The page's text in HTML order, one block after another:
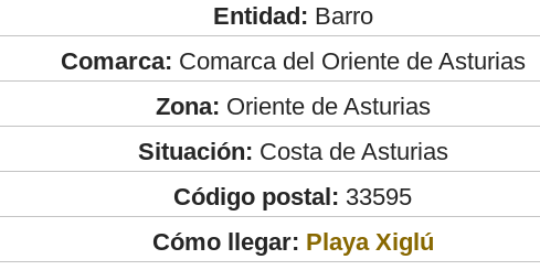
Entidad: Barro
Comarca: Comarca del Oriente de Asturias
Zona: Oriente de Asturias
Situación: Costa de Asturias
Código postal: 33595
Cómo llegar: Playa Xiglú